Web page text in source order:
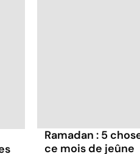
Ramadan : 5
ce mois de jeûne